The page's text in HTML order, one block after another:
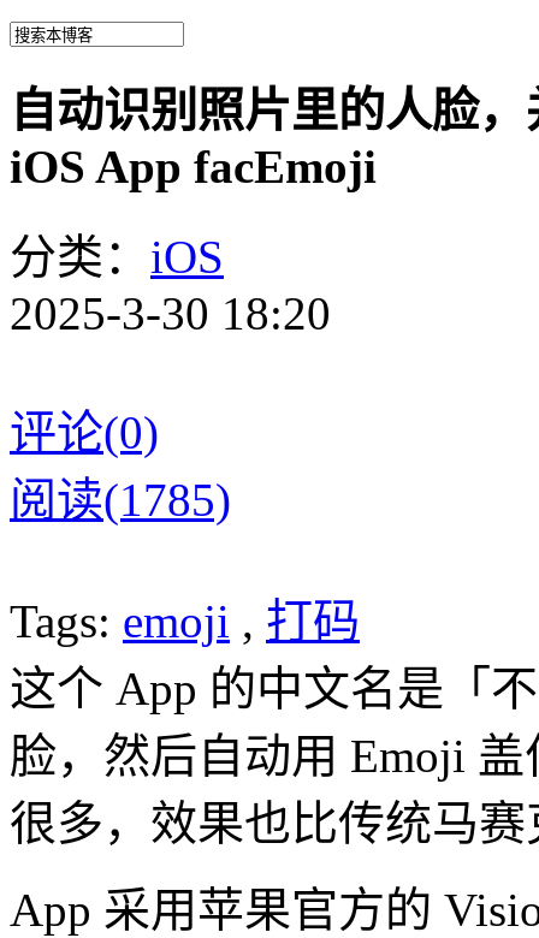
自动识别照片里的人脸
iOS App facEmoji
分类： iOS
2025-3-30 18:20
评论(0)
阅读(1785)
Tags: emoji , 打码
这个 App 的中文名是「
脸，然后自动用 Emoji
很多，效果也比传统马
App 采用苹果官方的